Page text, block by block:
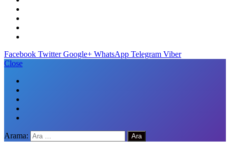
Facebook Twitter Google+ WhatsApp Telegram Viber
Close
Arama: